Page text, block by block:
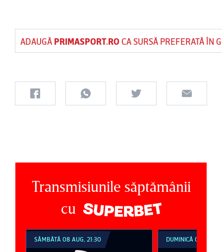
ADAUGĂ PRIMASPORT.ROCA SURSĂ PREFERATĂ ÎN
Transmisiunile săptămânii
cu
SÂMBĂTĂ 08 AUG, 21:30 DUMINICĂ 09 AUG,